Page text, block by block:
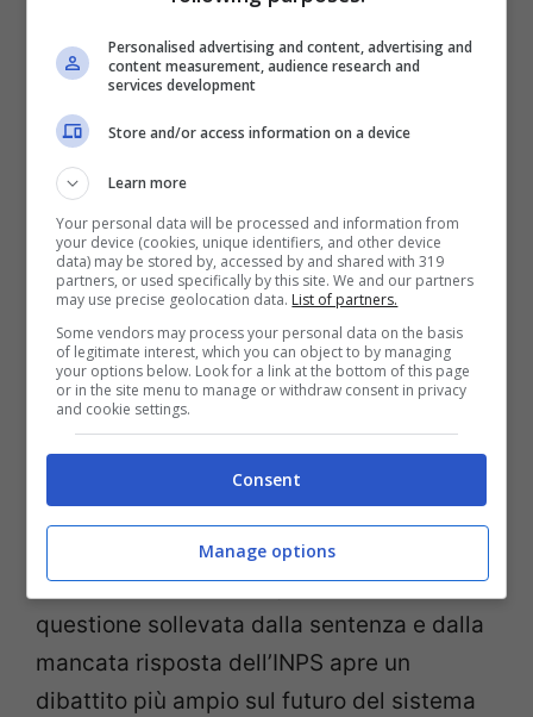
In questo contesto, cosa può fare chi si
avvicina alla pensione e spera di poter
beneficiare di una pensione anticipata?
Innanzitutto, è fondamentale restare
possono cambiare rapidamente e avere
un impatto significativo sui piani di
pensionamento.Inoltre, considerare la
possibilità di consultare un esperto può
fare la differenza. Un consulente del lavoro
o un esperto previdenziale può offrire una
visione chiara delle opzioni disponibili,
basata sulle ultime novità legislative.
Ma al di là delle strategie individuali, la
questione sollevata dalla sentenza e dalla
mancata risposta dell’INPS apre un
dibattito più ampio sul futuro del sistema
Personalised advertising and content, advertising and
content measurement, audience research and
services development
Store and/or access information on a device
Learn more
Your personal data will be processed and information from
your device (cookies, unique identifiers, and other device
data) may be stored by, accessed by and shared with 319
partners, or used specifically by this site. We and our partners
may use precise geolocation data. List of partners.
Some vendors may process your personal data on the basis
of legitimate interest, which you can object to by managing
your options below. Look for a link at the bottom of this page
or in the site menu to manage or withdraw consent in privacy
and cookie settings.
Consent
Manage options